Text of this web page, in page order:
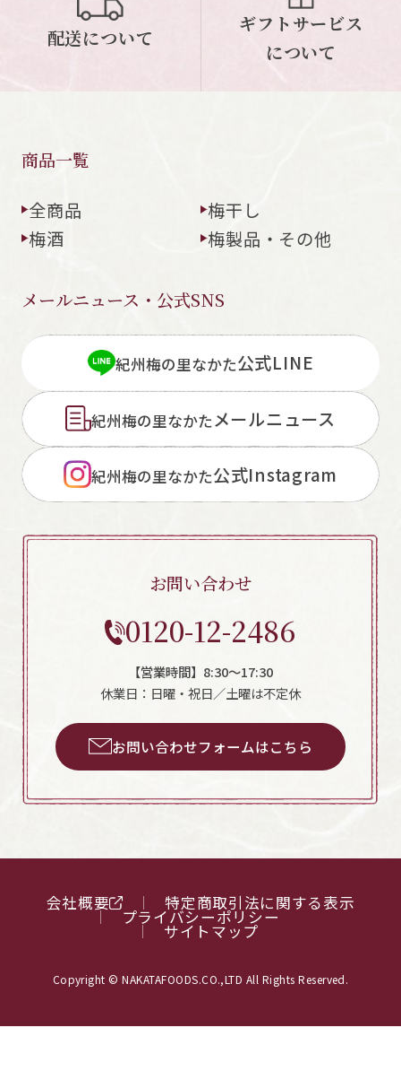
配送について
ギフトサービス
について
商品一覧
全商品
梅干し
梅酒
梅製品・その他
メールニュース・公式SNS
紀州梅の里なかた公式LINE
紀州梅の里なかた メールニュース
紀州梅の里なかた公式Instagram
お問い合わせ
0120-12-2486
【営業時間】8:30～17:30
休業日：日曜・祝日／土曜は不定休
お問い合わせフォームはこちら
会社概要 特定商取引法に関する表示
プライバシーポリシー
サイトマップ
Copyright © NAKATAFOODS.CO.,LTD All Rights Reserved.